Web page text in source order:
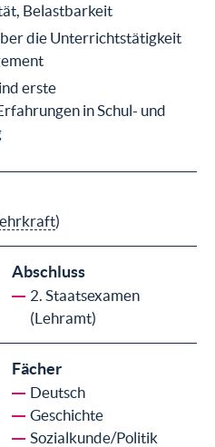
Belastbarkeit
die Unterrichtstätigkeit
erste
in Schul- und
)
Abschluss
2. Staatsexamen
(Lehramt)
Fächer
Deutsch
Geschichte
Sozialkunde/Politik